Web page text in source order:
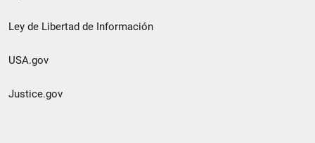
Ley de Libertad de Información
USA.gov
Justice.gov